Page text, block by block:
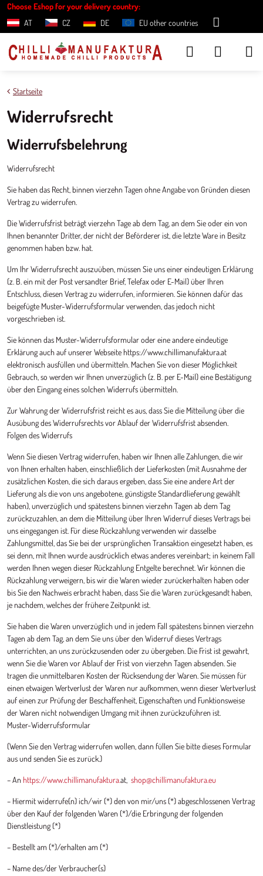
Choose Eshop for your delivery country:
AT
CZ DE EU other countries
Startseite
Widerrufsrecht
Widerrufsbelehrung
Widerrufsrecht
Sie haben das Recht, binnen vierzehn Tagen ohne Angabe von Gründen diesen
Vertrag zu widerrufen.
Die Widerrufsfrist beträgt vierzehn Tage ab dem Tag, an dem Sie oder ein von
Ihnen benannter Dritter, der nicht der Beförderer ist, die letzte Ware in Besitz
genommen haben bzw. hat.
Um Ihr Widerrufsrecht auszuüben, müssen Sie uns einer eindeutigen Erklärung
(z. B. ein mit der Post versandter Brief, Telefax oder E-Mail) über Ihren
Entschluss, diesen Vertrag zu widerrufen, informieren. Sie können dafür das
beigefügte Muster-Widerrufsformular verwenden, das jedoch nicht
vorgeschrieben ist.
Sie können das Muster-Widerrufsformular oder eine andere eindeutige
Erklärung auch auf unserer Webseite https://www.chillimanufaktura.at
elektronisch ausfüllen und übermitteln. Machen Sie von dieser Möglichkeit
Gebrauch, so werden wir Ihnen unverzüglich (z. B. per E-Mail) eine Bestätigung
über den Eingang eines solchen Widerrufs übermitteln.
Zur Wahrung der Widerrufsfrist reicht es aus, dass Sie die Mitteilung über die
Ausübung des Widerrufsrechts vor Ablauf der Widerrufsfrist absenden.
Folgen des Widerrufs
Wenn Sie diesen Vertrag widerrufen, haben wir Ihnen alle Zahlungen, die wir
von Ihnen erhalten haben, einschließlich der Lieferkosten (mit Ausnahme der
zusätzlichen Kosten, die sich daraus ergeben, dass Sie eine andere Art der
Lieferung als die von uns angebotene, günstigste Standardlieferung gewählt
haben), unverzüglich und spätestens binnen vierzehn Tagen ab dem Tag
zurückzuzahlen, an dem die Mitteilung über Ihren Widerruf dieses Vertrags bei
uns eingegangen ist. Für diese Rückzahlung verwenden wir dasselbe
Zahlungsmittel, das Sie bei der ursprünglichen Transaktion eingesetzt haben, es
sei denn, mit Ihnen wurde ausdrücklich etwas anderes vereinbart; in keinem Fall
werden Ihnen wegen dieser Rückzahlung Entgelte berechnet. Wir können die
Rückzahlung verweigern, bis wir die Waren wieder zurückerhalten haben oder
bis Sie den Nachweis erbracht haben, dass Sie die Waren zurückgesandt haben,
je nachdem, welches der frühere Zeitpunkt ist.
Sie haben die Waren unverzüglich und in jedem Fall spätestens binnen vierzehn
Tagen ab dem Tag, an dem Sie uns über den Widerruf dieses Vertrags
unterrichten, an uns zurückzusenden oder zu übergeben. Die Frist ist gewahrt,
wenn Sie die Waren vor Ablauf der Frist von vierzehn Tagen absenden. Sie
tragen die unmittelbaren Kosten der Rücksendung der Waren. Sie müssen für
einen etwaigen Wertverlust der Waren nur aufkommen, wenn dieser Wertverlust
auf einen zur Prüfung der Beschaffenheit, Eigenschaften und Funktionsweise
der Waren nicht notwendigen Umgang mit ihnen zurückzuführen ist.
Muster-Widerrufsformular
(Wenn Sie den Vertrag widerrufen wollen, dann füllen Sie bitte dieses Formular
aus und senden Sie es zurück.)
– Anhttps://www.chillimanufaktura.at, shop@chillimanufaktura.eu
– Hiermit widerrufe(n) ich/wir (*) den von mir/uns (*) abgeschlossenen Vertrag
über den Kauf der folgenden Waren (*)/die Erbringung der folgenden
Dienstleistung (*)
– Bestellt am (*)/erhalten am (*)
– Name des/der Verbraucher(s)